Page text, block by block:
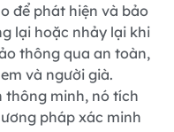
để phát hiện và bảo
lại hoặc nhảy lại khi
thông qua an toàn,
và người già.
thông minh, nó tích
pháp xác minh